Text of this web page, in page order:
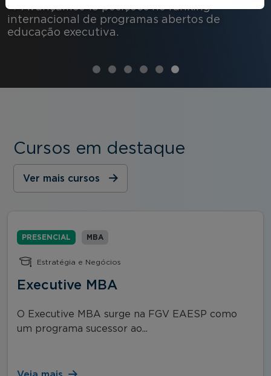
→ Avançamos 15 posições no ranking
internacional de programas abertos de
educação executiva.
Cursos em destaque
Ver mais cursos
PRESENCIAL MBA
Estratégia e Negócios
Executive MBA
O Executive MBA surge na FGV EAESP como
um programa sucessor ao...